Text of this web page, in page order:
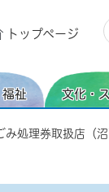
トップページ
祉 文化・
み処理券取扱店（沼